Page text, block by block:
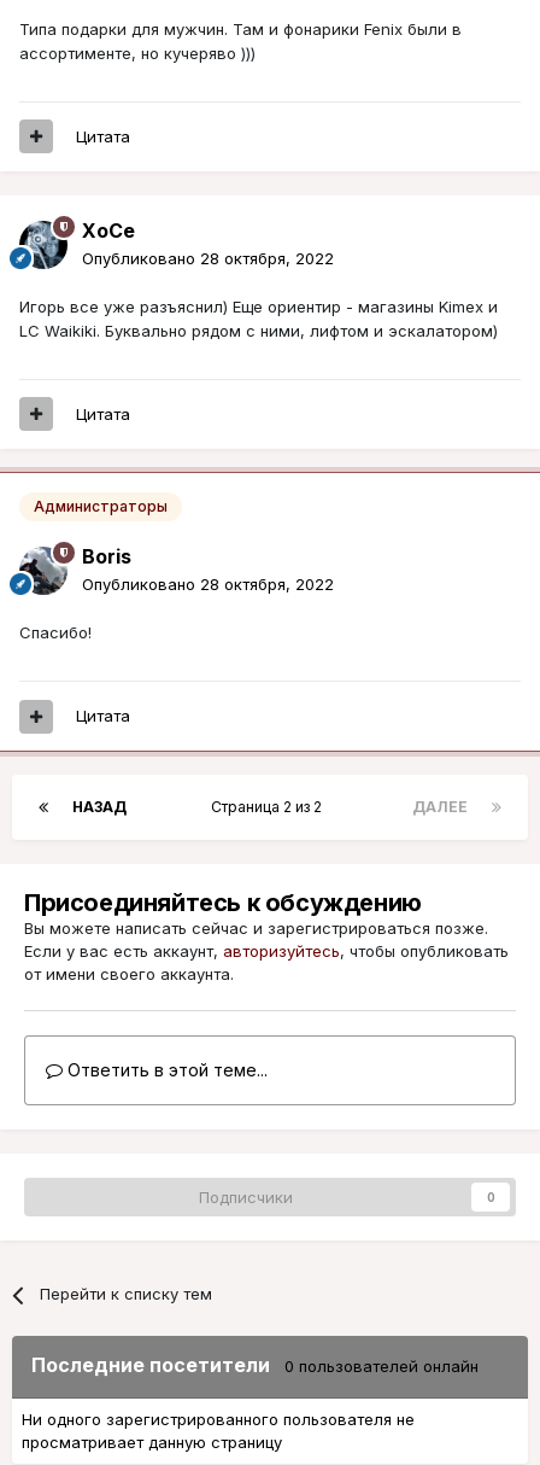
Типа подарки для мужчин. Там и фонарики Fenix были в
ассортименте, но кучеряво )))
Цитата
XoCe
Опубликовано 28 октября, 2022
Игорь все уже разъяснил) Еще ориентир - магазины Kimex и
LC Waikiki. Буквально рядом с ними, лифтом и эскалатором)
Цитата
Администраторы
Boris
Опубликовано 28 октября, 2022
Спасибо!
Цитата
НАЗАД ДАЛЕЕ
Страница 2 из 2
Присоединяйтесь к обсуждению
Вы можете написать сейчас и зарегистрироваться позже.
Если у вас есть аккаунт, авторизуйтесь, чтобы опубликовать
от имени своего аккаунта.
Ответить в этой теме...
Подписчики 0
Перейти к списку тем
Последние посетители 0 пользователей онлайн
Ни одного зарегистрированного пользователя не
просматривает данную страницу